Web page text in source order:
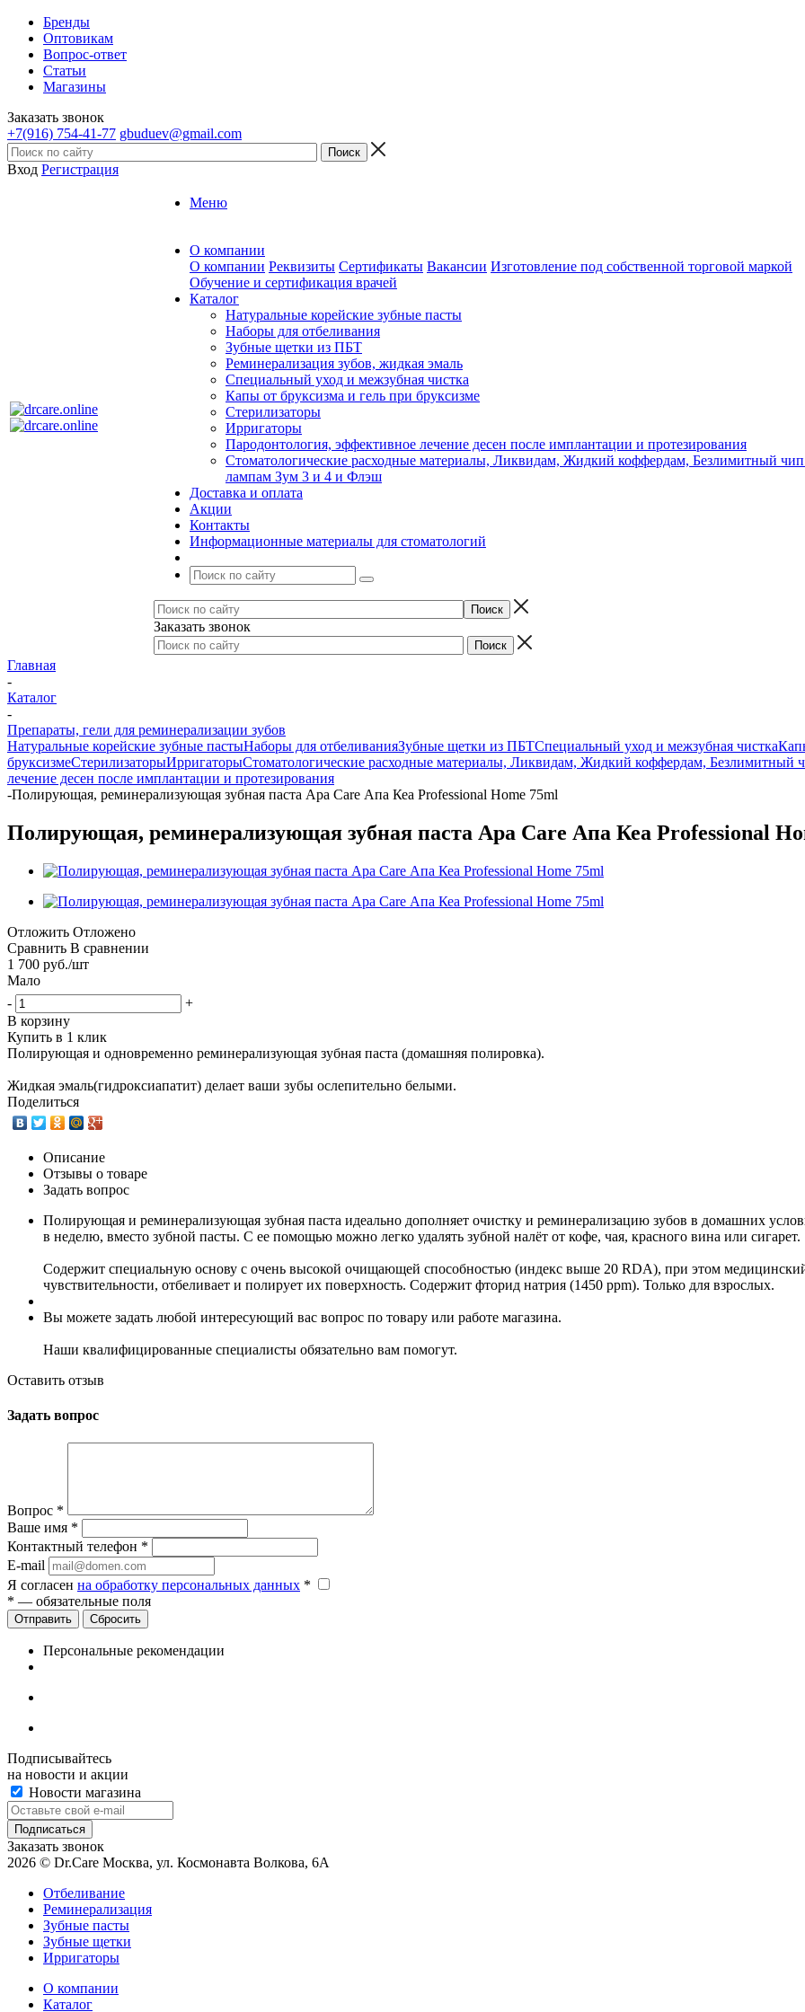
Бренды
Оптовикам
Вопрос-ответ
Статьи
Магазины
Заказать звонок
+7(916) 754-41-77 gbuduev@gmail.com
Вход Регистрация
Меню
О компании
О компании Реквизиты Сертификаты Вакансии Изготовление под собственной торговой маркой
Обучение и сертификация врачей
Каталог
Натуральные корейские зубные пасты
Наборы для отбеливания
Зубные щетки из ПБТ
Реминерализация зубов, жидкая эмаль
Специальный уход и межзубная чистка
Капы от бруксизма и гель при бруксизме
Стерилизаторы
Ирригаторы
Пародонтология, эффективное лечение десен после имплантации и протезирования
Стоматологические расходные материалы, Ликвидам, Жидкий коффердам, Безлимитный
лампам Зум 3 и 4 и Флэш
Доставка и оплата
Акции
Контакты
Информационные материалы для стоматологий
Заказать звонок
Главная
-
Каталог
-
Препараты, гели для реминерализации зубов
Натуральные корейские зубные пастыНаборы для отбеливанияЗубные щетки из ПБТСпециальный уход и межзубная чистка
бруксизмеСтерилизаторыИрригаторыСтоматологические расходные материалы, Ликвидам, Жидкий коффердам,
лечение десен после имплантации и протезирования
-Полирующая, реминерализующая зубная паста Apa Care Апа Кеа Professional Home 75ml
Полирующая, реминерализующая зубная паста Apa Care Апа Кеа Professional
Отложить Отложено
Сравнить В сравнении
1 700 руб./шт
Мало
-
+
В корзину
Купить в 1 клик
Полирующая и одновременно реминерализующая зубная паста (домашняя полировка).
Жидкая эмаль(гидроксиапатит) делает ваши зубы ослепительно белыми.
Поделиться
Описание
Отзывы о товаре
Задать вопрос
Полирующая и реминерализующая зубная паста идеально дополняет очистку и реминерализацию зубов в домашних
в неделю, вместо зубной пасты. С ее помощью можно легко удалять зубной налёт от кофе, чая, красного вина или сигарет.
Содержит специальную основу с очень высокой очищающей способностью (индекс выше 20 RDA), при этом
чувствительности, отбеливает и полирует их поверхность. Содержит фторид натрия (1450 ppm). Только для взрослых.
Вы можете задать любой интересующий вас вопрос по товару или работе магазина.
Наши квалифицированные специалисты обязательно вам помогут.
Оставить отзыв
Задать вопрос
Вопрос *
Ваше имя *
Контактный телефон *
E-mail
Я согласен на обработку персональных данных *
* — обязательные поля
Сбросить
Персональные рекомендации
Подписывайтесь
на новости и акции
Новости магазина
Заказать звонок
2026 © Dr.Care Москва, ул. Космонавта Волкова, 6А
Отбеливание
Реминерализация
Зубные пасты
Зубные щетки
Ирригаторы
О компании
Каталог